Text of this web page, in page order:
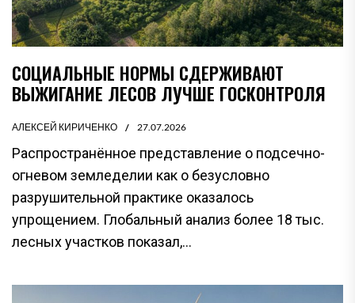
СОЦИАЛЬНЫЕ НОРМЫ СДЕРЖИВАЮТ
ВЫЖИГАНИЕ ЛЕСОВ ЛУЧШЕ ГОСКОНТРОЛЯ
АЛЕКСЕЙ КИРИЧЕНКО 27.07.2026
Распространённое представление о подсечно-
огневом земледелии как о безусловно
разрушительной практике оказалось
упрощением. Глобальный анализ более 18 тыс.
лесных участков показал,...